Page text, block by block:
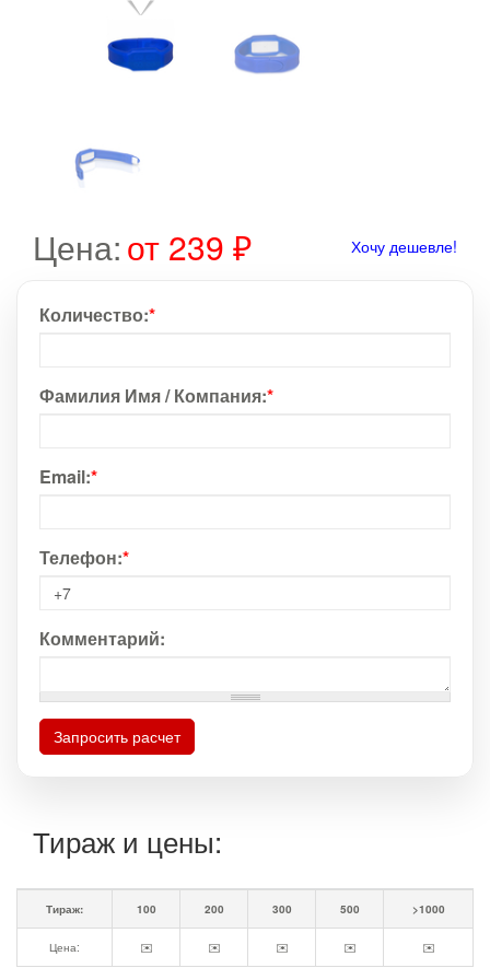
Цена:от 239 ₽ Хочу дешевле!
Количество:*
Фамилия Имя / Компания:*
Email:*
Телефон:*
Комментарий:
Запросить расчет
Тираж и цены:
Тираж: 100 200 300 500 >1000
Цена: ✉️ ✉️ ✉️ ✉️ ✉️